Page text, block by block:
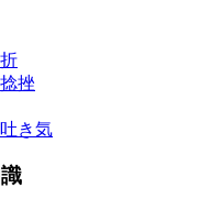
挫
き気